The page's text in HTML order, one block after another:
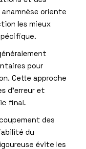
oriente
les mieux
pour
Cette approche
d’erreur et
final.
des
du
évite les